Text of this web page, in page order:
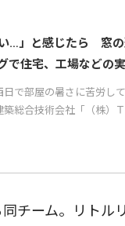
…」と感じたら 窓
住宅、工場などの
で部屋の暑さに苦労し
総合技術会社「（株）
ーム。リトル